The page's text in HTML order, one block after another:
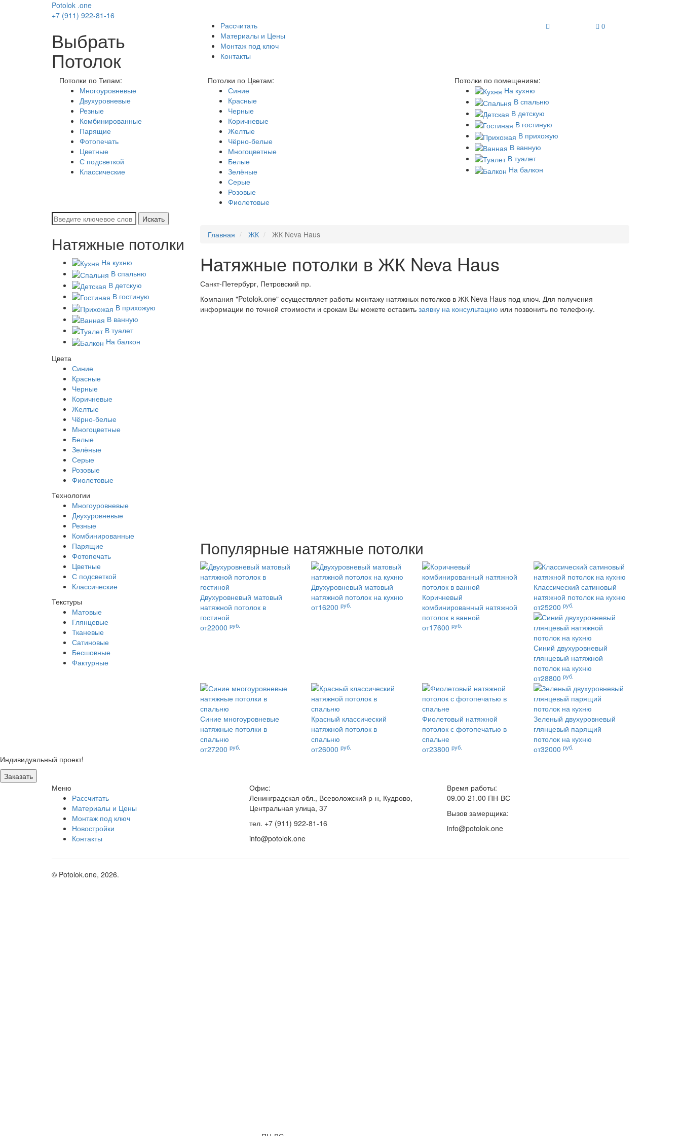
Potolok .one
+7 (911) 922-81-16
Выбрать
Потолок
Потолки по Типам:
Многоуровневые
Двухуровневые
Резные
Комбинированные
Парящие
Фотопечать
Цветные
С подсветкой
Классические
Потолки по Цветам:
Синие
Красные
Черные
Коричневые
Желтые
Чёрно-белые
Многоцветные
Белые
Зелёные
Серые
Розовые
Фиолетовые
Потолки по помещениям:
На кухню
В спальню
В детскую
В гостиную
В прихожую
В ванную
В туалет
На балкон
Рассчитать
Материалы и Цены
Монтаж под ключ
Контакты
0
Искать
Натяжные потолки
На кухню
В спальню
В детскую
В гостиную
В прихожую
В ванную
В туалет
На балкон
Цвета
Синие
Красные
Черные
Коричневые
Желтые
Чёрно-белые
Многоцветные
Белые
Зелёные
Серые
Розовые
Фиолетовые
Технологии
Многоуровневые
Двухуровневые
Резные
Комбинированные
Парящие
Фотопечать
Цветные
С подсветкой
Классические
Текстуры
Матовые
Глянцевые
Тканевые
Сатиновые
Бесшовные
Фактурные
Главная ЖК ЖК Neva Haus
Натяжные потолки в ЖК Neva Haus
Санкт-Петербург, Петровский пр.
Компания "Potolok.one" осуществляет работы монтажу натяжных потолков в ЖК Neva Haus под ключ. Для получения
информации по точной стоимости и срокам Вы можете оставить заявку на консультацию или позвонить по телефону.
Популярные натяжные потолки
Двухуровневый матовый
натяжной потолок в
гостиной
от22000 руб.
Двухуровневый матовый
натяжной потолок на кухню
от16200 руб.
Коричневый
комбинированный натяжной
потолок в ванной
от17600руб.
Классический сатиновый
натяжной потолок на кухню
от25200 руб.
Синий двухуровневый
глянцевый натяжной
потолок на кухню
от28800 руб.
Синие многоуровневые
натяжные потолки в
спальню
от27200 руб.
Красный классический
натяжной потолок в
спальню
от26000 руб.
Фиолетовый натяжной
потолок с фотопечатью в
спальне
от23800руб.
Зеленый двухуровневый
глянцевый парящий
потолок на кухню
от32000 руб.
Индивидуальный проект!
Заказать
Меню
Рассчитать
Материалы и Цены
Монтаж под ключ
Новостройки
Контакты
Офис:
Ленинградская обл., Всеволожский р-н, Кудрово,
Центральная улица, 37
тел. +7 (911) 922-81-16
info@potolok.one
Время работы:
09.00-21.00 ПН-ВС
Вызов замерщика:
info@potolok.one
© Potolok.one, 2026.